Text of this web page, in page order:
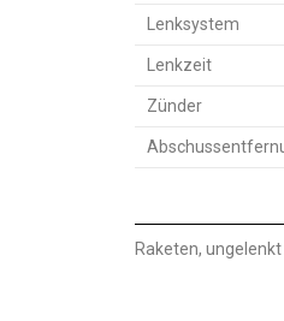
Lenksystem
Lenkzeit
Zünder
Raketen,